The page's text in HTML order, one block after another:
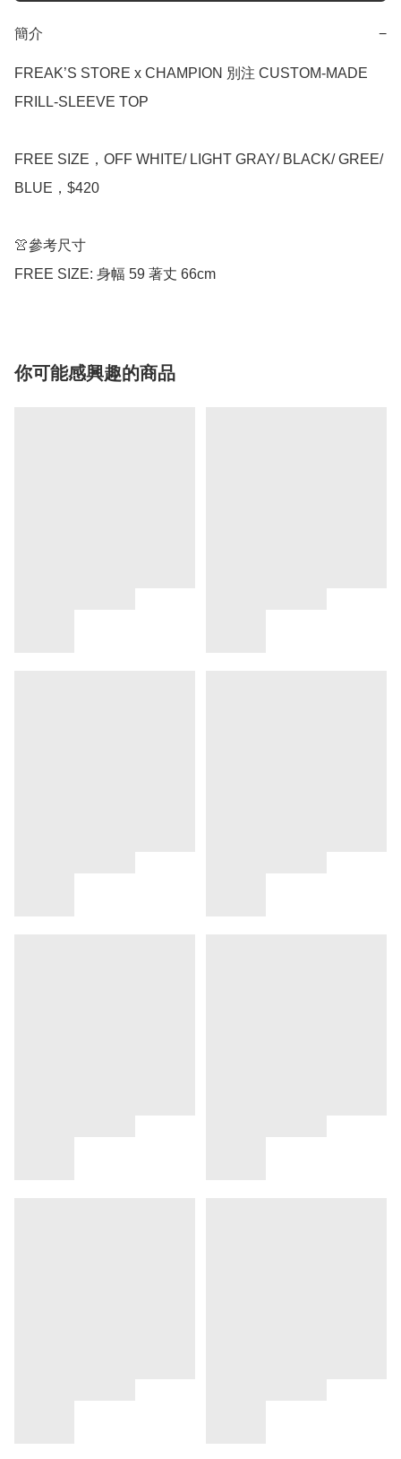
簡介 −
FREAK’S STORE x CHAMPION 別注 CUSTOM-MADE
FRILL-SLEEVE TOP
FREE SIZE，OFF WHITE/ LIGHT GRAY/ BLACK/ GREE/
BLUE，$420
👚參考尺寸
FREE SIZE: 身幅 59 著丈 66cm
你可能感興趣的商品